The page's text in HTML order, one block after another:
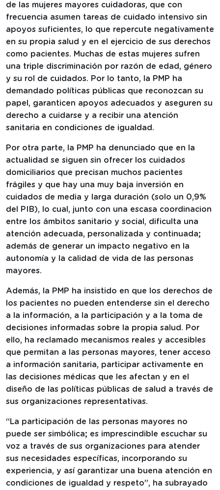
de las mujeres mayores cuidadoras, que con
frecuencia asumen tareas de cuidado intensivo sin
apoyos suficientes, lo que repercute negativamente
en su propia salud y en el ejercicio de sus derechos
como pacientes. Muchas de estas mujeres sufren
una triple discriminación por razón de edad, género
y su rol de cuidados. Por lo tanto, la PMP ha
demandado políticas públicas que reconozcan su
papel, garanticen apoyos adecuados y aseguren su
derecho a cuidarse y a recibir una atención
sanitaria en condiciones de igualdad.
Por otra parte, la PMP ha denunciado que en la
actualidad se siguen sin ofrecer los cuidados
domiciliarios que precisan muchos pacientes
frágiles y que hay una muy baja inversión en
cuidados de media y larga duración (solo un 0,9%
del PIB), lo cual, junto con una escasa coordinacion
entre los ámbitos sanitario y social, dificulta una
atención adecuada, personalizada y continuada;
además de generar un impacto negativo en la
autonomía y la calidad de vida de las personas
mayores.
Además, la PMP ha insistido en que los derechos de
los pacientes no pueden entenderse sin el derecho
a la información, a la participación y a la toma de
decisiones informadas sobre la propia salud. Por
ello, ha reclamado mecanismos reales y accesibles
que permitan a las personas mayores, tener acceso
a información sanitaria, participar activamente en
las decisiones médicas que les afectan y en el
diseño de las políticas públicas de salud a través de
sus organizaciones representativas.
“La participación de las personas mayores no
puede ser simbólica; es imprescindible escuchar su
voz a través de sus organizaciones para atender
sus necesidades específicas, incorporando su
experiencia, y así garantizar una buena atención en
condiciones de igualdad y respeto”, ha subrayado